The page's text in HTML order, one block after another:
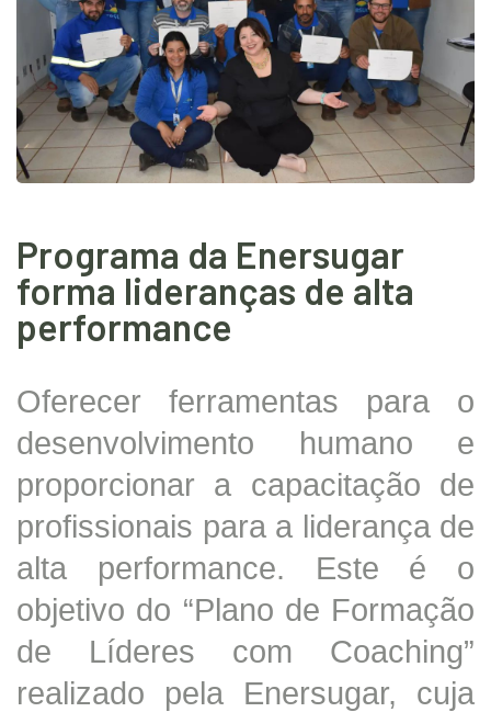
Programa da Enersugar
forma lideranças de alta
performance
Oferecer ferramentas para o
desenvolvimento humano e
proporcionar a capacitação de
profissionais para a liderança de
alta performance. Este é o
objetivo do “Plano de Formação
de Líderes com Coaching”
realizado pela Enersugar, cuja